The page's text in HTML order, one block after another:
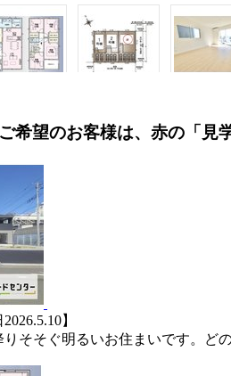
南からの陽光たっぷ
希望のお客様は、赤の「見
】
り降りそそぐ明るい